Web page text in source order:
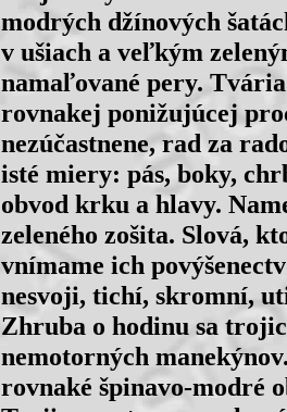
modrých džínových
v ušiach a veľkým
namaľované pery.
rovnakej ponižujúcej
nezúčastnene, rad za
isté miery: pás, boky,
obvod krku a hlavy.
zeleného zošita. Slová,
vnímame ich
nesvoji, tichí, skromní,
Zhruba o hodinu sa
nemotorných
rovnaké špinavo-modré